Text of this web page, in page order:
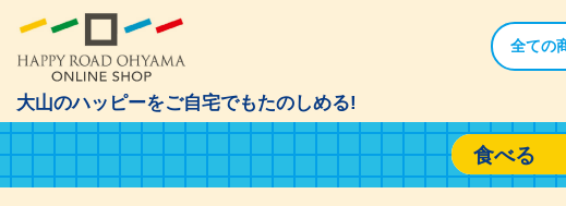
大山のハッピーをご自宅でもたのしめる!
食べる